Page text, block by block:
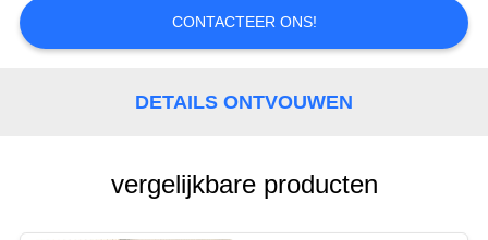
CITAAT
SITEMAP
POLICY
CONTACTEER ONS!
DETAILS ONTVOUWEN
vergelijkbare producten